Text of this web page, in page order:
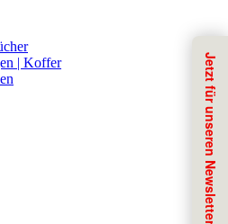
| Koffer